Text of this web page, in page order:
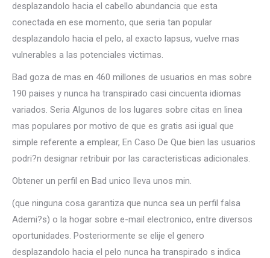
desplazandolo hacia el cabello abundancia que esta
conectada en ese momento, que seri­a tan popular
desplazandolo hacia el pelo, al exacto lapsus, vuelve mas
vulnerables a las potenciales victimas.
Bad goza de mas en 460 millones de usuarios en mas sobre
190 paises y nunca ha transpirado casi cincuenta idiomas
variados. Seri­a Algunos de los lugares sobre citas en linea
mas populares por motivo de que es gratis asi­ igual que
simple referente a emplear, En Caso De Que bien las usuarios
podri?n designar retribuir por las caracteristicas adicionales.
Obtener un perfil en Bad unico lleva unos min.
(que ninguna cosa garantiza que nunca sea un perfil falsa
Ademi?s) o la hogar sobre e-mail electronico, entre diversos
oportunidades. Posteriormente se elije el genero
desplazandolo hacia el pelo nunca ha transpirado s indica